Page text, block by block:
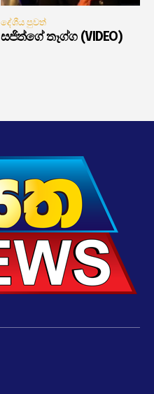
දේශීය පුවත්
සජිත්ගේ තෑග්ග (VIDEO)